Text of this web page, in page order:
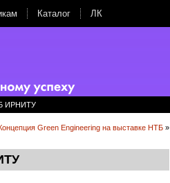
Каталог ЛК
ИРНИТУ
Green Engineering на выставке НТБ »